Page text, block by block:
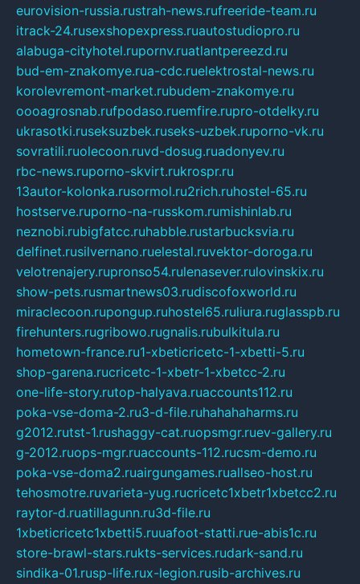
eurovision-russia.rustrah-news.rufreeride-team.ru
itrack-24.rusexshopexpress.ruautostudiopro.ru
alabuga-cityhotel.rupornv.ruatlantpereezd.ru
bud-em-znakomye.rua-cdc.ruelektrostal-news.ru
korolevremont-market.rubudem-znakomye.ru
oooagrosnab.rufpodaso.ruemfire.rupro-otdelky.ru
ukrasotki.ruseksuzbek.ruseks-uzbek.ruporno-vk.ru
sovratili.ruolecoon.ruvd-dosug.ruadonyev.ru
rbc-news.ruporno-skvirt.rukrospr.ru
13autor-kolonka.rusormol.ru2rich.ruhostel-65.ru
hostserve.ruporno-na-russkom.rumishinlab.ru
neznobi.rubigfatcc.ruhabble.rustarbucksvia.ru
delfinet.rusilvernano.ruelestal.ruvektor-doroga.ru
velotrenajery.rupronso54.rulenasever.rulovinskix.ru
show-pets.rusmartnews03.rudiscofoxworld.ru
miraclecoon.rupongup.ruhostel65.ruliura.ruglasspb.ru
firehunters.rugribowo.rugnalis.rubulkitula.ru
hometown-france.ru1-xbeticricetc-1-xbetti-5.ru
shop-garena.rucricetc-1-xbetr-1-xbetcc-2.ru
one-life-story.rutop-halyava.ruaccounts112.ru
poka-vse-doma-2.ru3-d-file.ruhahahaharms.ru
g2012.rutst-1.rushaggy-cat.ruopsmgr.ruev-gallery.ru
g-2012.ruops-mgr.ruaccounts-112.rucsm-demo.ru
poka-vse-doma2.ruairgungames.ruallseo-host.ru
tehosmotre.ruvarieta-yug.rucricetc1xbetr1xbetcc2.ru
raytor-d.ruatillagunn.ru3d-file.ru
1xbeticricetc1xbetti5.ruuafoot-statti.rue-abis1c.ru
store-brawl-stars.rukts-services.rudark-sand.ru
sindika-01.rusp-life.rux-legion.rusib-archives.ru